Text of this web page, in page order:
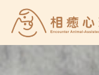
content